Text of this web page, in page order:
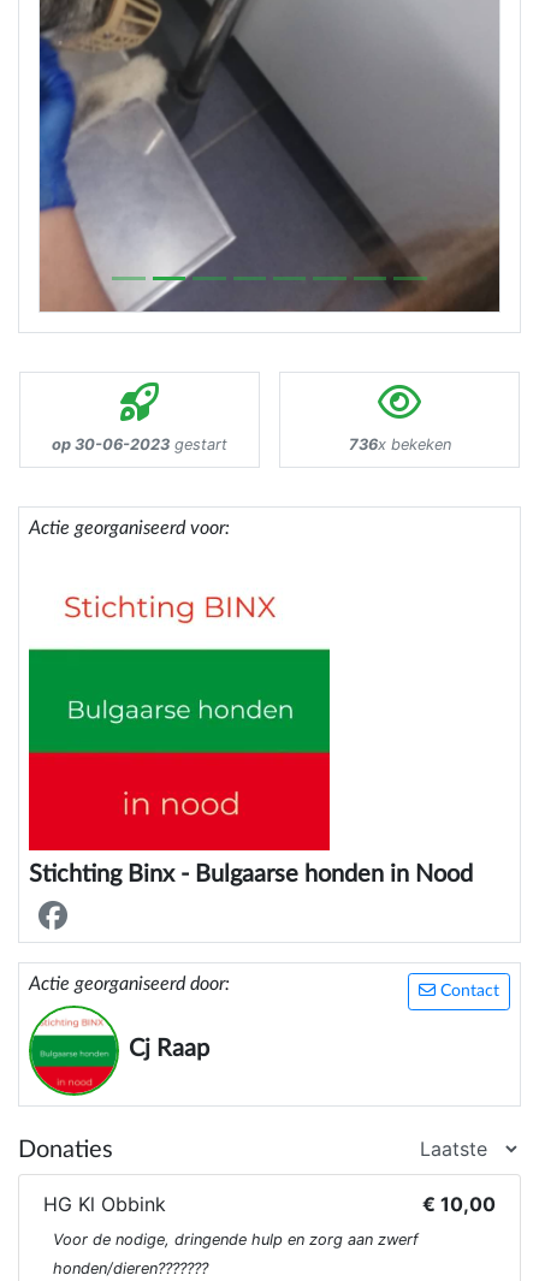
op 30-06-2023 gestart 736x bekeken
Actie georganiseerd voor:
Stichting Binx - Bulgaarse honden in Nood
Contact
Actie georganiseerd door:
Cj Raap
Donaties
HG Kl Obbink € 10,00
Voor de nodige, dringende hulp en zorg aan zwerf
honden/dieren???????